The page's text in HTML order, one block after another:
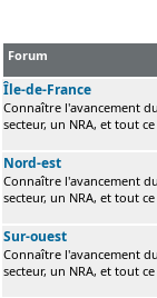
Forum
Île-de-France
Connaître l'avancement
secteur, un NRA, et tout
Nord-est
Connaître l'avancement
secteur, un NRA, et tout
Sur-ouest
Connaître l'avancement
secteur, un NRA, et tout